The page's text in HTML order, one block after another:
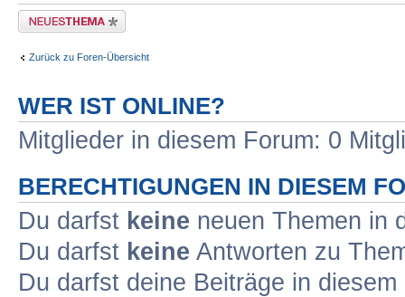
Neues Thema erstellen
Zurück zu Foren-Übersicht
WER IST ONLINE?
Mitglieder in diesem Forum: 0
BERECHTIGUNGEN IN DIESEM
Du darfst keine neuen Themen in
Du darfst keine Antworten zu
Du darfst deine Beiträge in